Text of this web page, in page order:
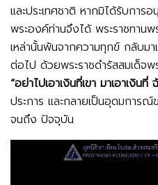
และประเทศชาติ หากมิได้รับการอ
พระองค์ท่านจึงได้ พระราชทานพ
เหล่านั้นพ้นจากความทุกข์ กลับ
ต่อไป ด้วยพระราชดำรัสสมเด็จพ
“อย่าไปเอาเงินที่เขา มาเอาเงินที่
ประการ และกลายเป็นอุดมการ
จนถึง ปัจจุบัน